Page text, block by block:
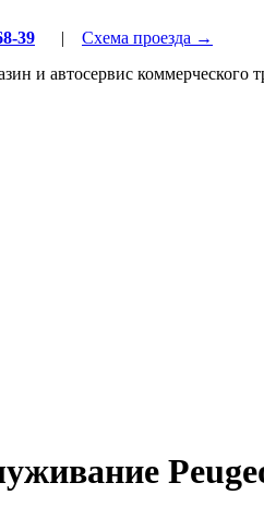
39 | Схема проезда →
и автосервис коммерческого